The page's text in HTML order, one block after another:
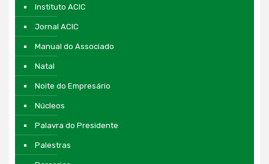
Instituto ACIC
Jornal ACIC
Manual do Associado
Natal
Noite do Empresário
Núcleos
Palavra do Presidente
Palestras